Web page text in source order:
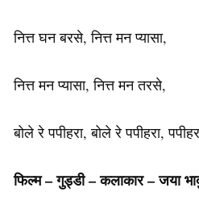
नित्त घन बरसे, नित्त मन प्यासा,
नित्त मन प्यासा, नित्त मन तरसे,
बोले रे पपीहरा, बोले रे पपीहरा,
फिल्म – गुड्डी – कलाकार – जया